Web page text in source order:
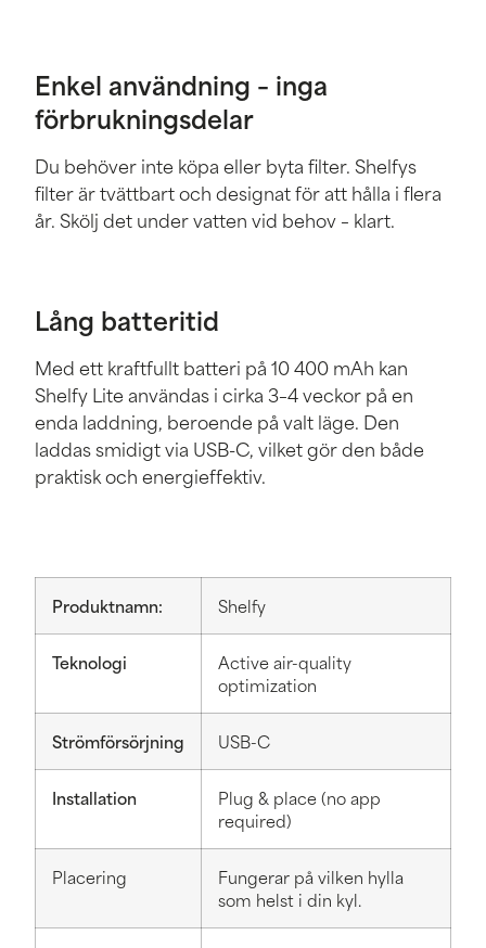
Enkel användning – inga
förbrukningsdelar
Du behöver inte köpa eller byta filter. Shelfys
filter är tvättbart och designat för att hålla i flera
år. Skölj det under vatten vid behov – klart.
Lång batteritid
Med ett kraftfullt batteri på 10 400 mAh kan
Shelfy Lite användas i cirka 3–4 veckor på en
enda laddning, beroende på valt läge. Den
laddas smidigt via USB-C, vilket gör den både
praktisk och energieffektiv.
Produktnamn: Shelfy
Teknologi
Active air-quality
optimization
Strömförsörjning USB-C
Installation
Plug & place (no app
required)
Placering
Fungerar på vilken hylla
som helst i din kyl.